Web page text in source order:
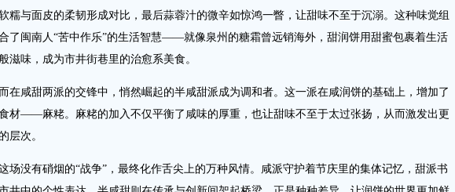
糯与面皮的柔韧形成对比，最后蒜蓉汁的微辛如惊鸿一瞥，让甜味不至于沉溺。这种味觉组
了闽南人“苦中作乐”的生活智慧——就像泉州的糖霜曾远销海外，甜润饼用甜蜜包裹着生活
滋味，成为市井街巷里的治愈系美食。
咸甜两派的交锋中，悄然崛起的半咸甜派成为调和者。这一派在咸润饼的基础上，增加了
材——麻粩。麻粩的加入不仅平衡了咸味的厚重，也让甜味不至于太过张扬，从而激发出更
层次。
没有硝烟的“战争”，最终化作舌尖上的万种风情。咸派守护着节庆里的集体记忆，甜派书